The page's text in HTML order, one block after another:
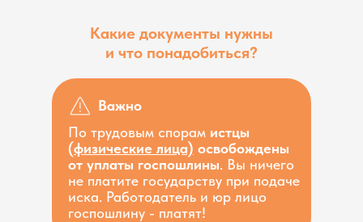
Какие документы нужны
и что понадобиться?
По трудовым спорам истцы
(физические лица) освобождены
от уплаты госпошлины. Вы ничего
не платите государству при подаче
иска. Работодатель и юр лицо
госпошлину - платят!
Важно